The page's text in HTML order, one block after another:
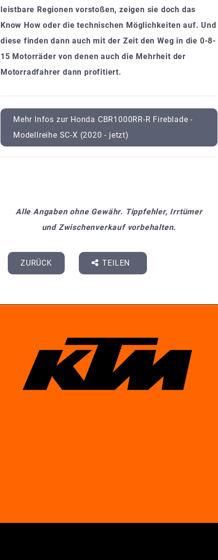
leistbare Regionen vorstoßen, zeigen sie doch das
Know How oder die technischen Möglichkeiten auf. Und
diese finden dann auch mit der Zeit den Weg in die 0-8-
15 Motorräder von denen auch die Mehrheit der
Motorradfahrer dann profitiert.
Mehr Infos zur Honda CBR1000RR-R Fireblade -
Modellreihe SC-X (2020 - jetzt)
Alle Angaben ohne Gewähr. Tippfehler, Irrtümer
und Zwischenverkauf vorbehalten.
ZURÜCK TEILEN